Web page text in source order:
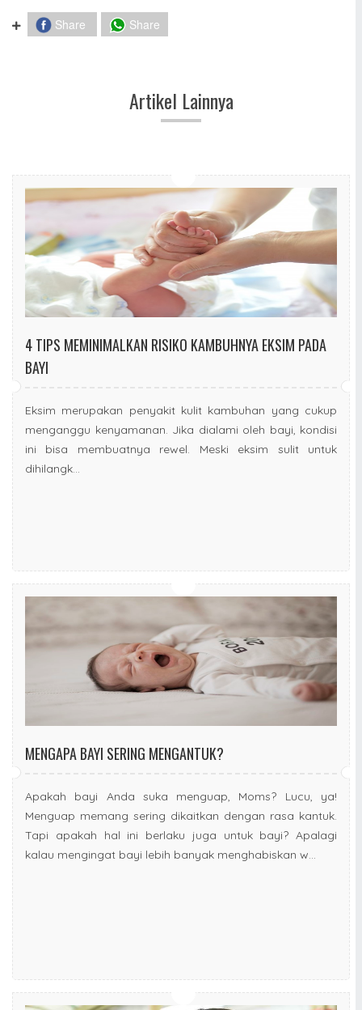
Share Share
Artikel Lainnya
4 TIPS MEMINIMALKAN RISIKO KAMBUHNYA EKSIM PADA
BAYI
Eksim merupakan penyakit kulit kambuhan yang cukup
menganggu kenyamanan. Jika dialami oleh bayi, kondisi
ini bisa membuatnya rewel. Meski eksim sulit untuk
dihilangk...
MENGAPA BAYI SERING MENGANTUK?
Apakah bayi Anda suka menguap, Moms? Lucu, ya!
Menguap memang sering dikaitkan dengan rasa kantuk.
Tapi apakah hal ini berlaku juga untuk bayi? Apalagi
kalau mengingat bayi lebih banyak menghabiskan w...